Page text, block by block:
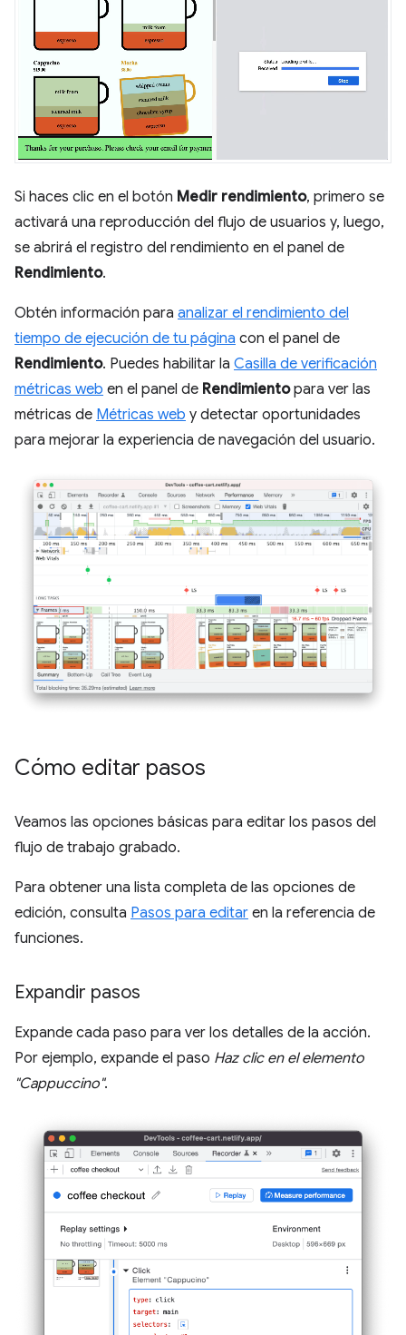
Si haces clic en el botón Medir rendimiento, primero se
activará una reproducción del flujo de usuarios y, luego,
se abrirá el registro del rendimiento en el panel de
Rendimiento.
Obtén información para analizar el rendimiento del
tiempo de ejecución de tu página con el panel de
Rendimiento. Puedes habilitar la Casilla de verificación
métricas web en el panel de Rendimientopara ver las
métricas de Métricas web y detectar oportunidades
para mejorar la experiencia de navegación del usuario.
Cómo editar pasos
Veamos las opciones básicas para editar los pasos del
flujo de trabajo grabado.
Para obtener una lista completa de las opciones de
edición, consulta Pasos para editar en la referencia de
funciones.
Expandir pasos
Expande cada paso para ver los detalles de la acción.
Por ejemplo, expande el paso Haz clic en el elemento
"Cappuccino".